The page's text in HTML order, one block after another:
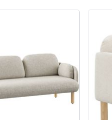
Gestell, Freischwinger, Kufengestell,
Netzrücken, Rollen,
LUCIA, Wollbezug, Wollbezug